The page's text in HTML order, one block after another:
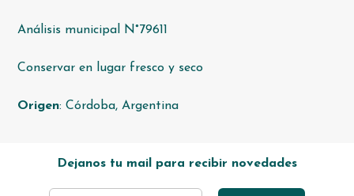
Análisis municipal N°79611
Conservar en lugar fresco y seco
Origen: Córdoba, Argentina
Dejanos tu mail para recibir novedades